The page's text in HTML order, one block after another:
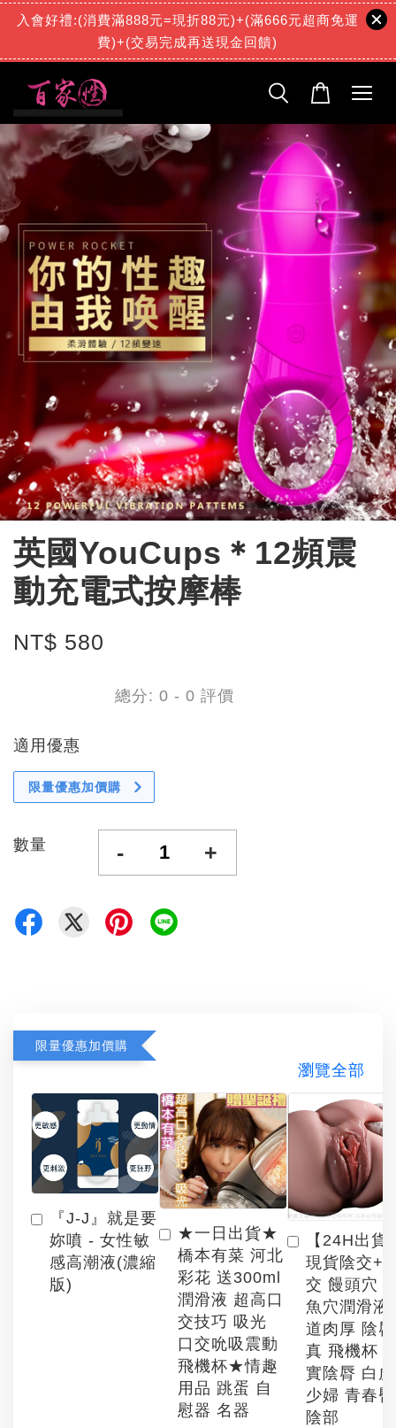
入會好禮:(消費滿888元=現折88元)+(滿666元超商免運
費)+(交易完成再送現金回饋)
英國YouCups＊12頻震
動充電式按摩棒
NT$ 580
總分: 0 - 0 評價
適用優惠
限量優惠加價購
數量 - +
限量優惠加價購
瀏覽全部
『J-J』就是要
妳噴 - 女性敏
感高潮液(濃縮
版)
★一日出貨★
橋本有菜 河北
彩花 送300ml
潤滑液 超高口
交技巧 吸光
口交吮吸震動
飛機杯★情趣
用品 跳蛋 自
慰器 名器
【24H出貨
現貨陰交+
交 饅頭穴
魚穴潤滑液
道肉厚 陰
真 飛機杯
實陰脣 白
少婦 青春臀
陰部